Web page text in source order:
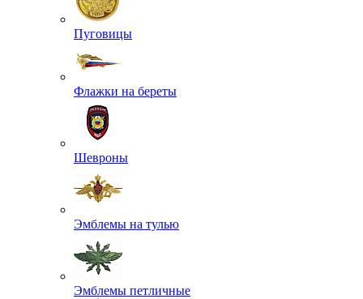
Пуговицы
Флажки на береты
Шевроны
Эмблемы на тулью
Эмблемы петличные